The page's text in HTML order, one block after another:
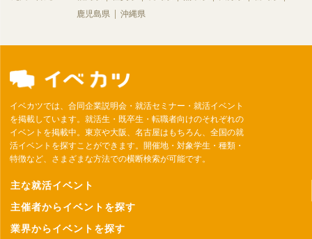
鹿児島県
沖縄県
イベカツでは、合同企業説明会・就活セミナー・就活イベント
を掲載しています。就活生・既卒生・転職者向けのそれぞれの
イベントを掲載中。東京や大阪、名古屋はもちろん、全国の就
活イベントを探すことができます。開催地・対象学生・種類・
特徴など、さまざまな方法での横断検索が可能です。
主な就活イベント
主催者からイベントを探す
業界からイベントを探す